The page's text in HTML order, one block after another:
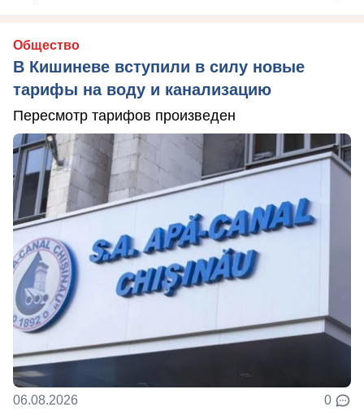
Общество
В Кишиневе вступили в силу новые
тарифы на воду и канализацию
Пересмотр тарифов произведен
06.08.2026 0